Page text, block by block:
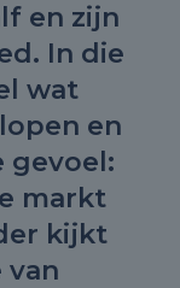
en zijn
In die
wat
en
gevoel:
markt
kijkt
van